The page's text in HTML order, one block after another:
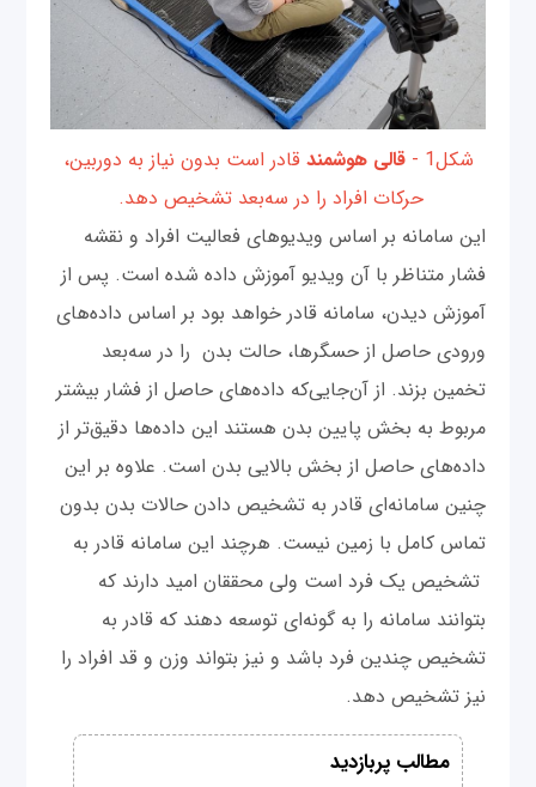
شکل1 - قالی هوشمند قادر است بدون نیاز به دوربین،
حرکات افراد را در سه‌بعد تشخیص دهد.
این سامانه بر اساس ویدیوهای فعالیت افراد و نقشه
فشار متناظر با آن ویدیو آموزش داده شده است. پس از
آموزش دیدن، سامانه قادر خواهد بود بر اساس داده‌های
ورودی حاصل از حسگرها، حالت بدن را در سه‌بعد
تخمین بزند. از آن‌جایی‌که داده‌های حاصل از فشار بیشتر
مربوط به بخش پایین بدن هستند این داده‌ها دقیق‌تر از
داده‌های حاصل از بخش بالایی بدن است. علاوه بر این
چنین سامانه‌ای قادر به تشخیص دادن حالات بدن بدون
تماس کامل با زمین نیست. هرچند این سامانه قادر به
تشخیص یک فرد است ولی محققان امید دارند که
بتوانند سامانه‌ را به گونه‌ای توسعه دهند که قادر به
تشخیص چندین فرد باشد و نیز بتواند وزن و قد افراد را
نیز تشخیص دهد.
مطالب پربازدید